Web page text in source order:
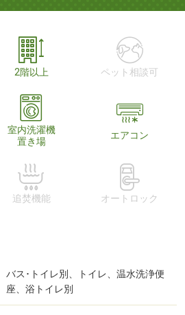
2階以上 ペット相談可
室内洗濯機
置き場
エアコン
追焚機能 オートロック
バス･トイレ別、トイレ、温水洗浄便
座、浴トイレ別